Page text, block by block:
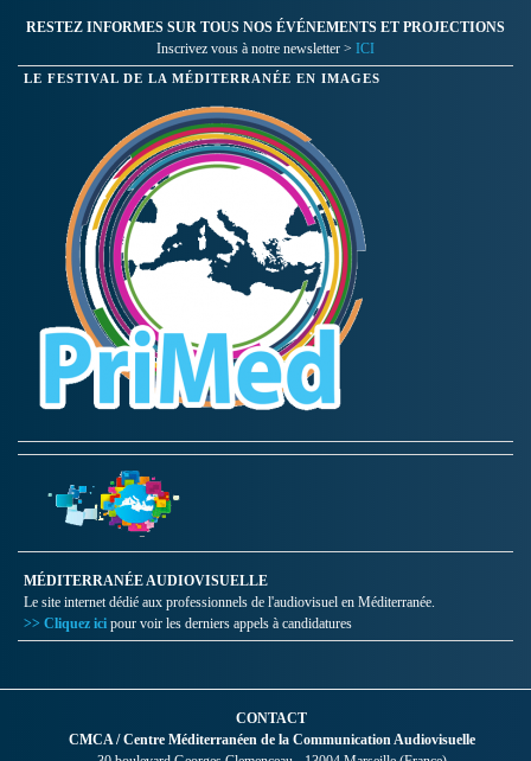
RESTEZ INFORMES SUR TOUS NOS ÉVÉNEMENTS ET PROJECTIONS
Inscrivez vous à notre newsletter > ICI
LE FESTIVAL DE LA MÉDITERRANÉE EN IMAGES
MÉDITERRANÉE AUDIOVISUELLE
Le site internet dédié aux professionnels de l'audiovisuel en Méditerranée.
>> Cliquez ici pour voir les derniers appels à candidatures
CONTACT
CMCA / Centre Méditerranéen de la Communication Audiovisuelle